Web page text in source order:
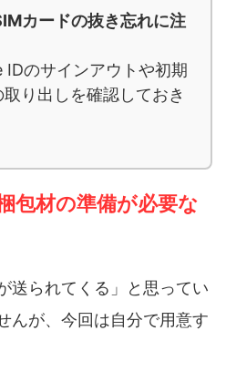
カードの抜き忘れに注
のサインアウトや初期
り出しを確認しておき
包材の準備が必要な
送られてくる」と思ってい
んが、今回は自分で用意す